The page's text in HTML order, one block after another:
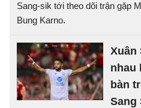
Sang-sik tới theo dõi trận gặp
Bung Karno.
Xuân
nhau
bàn
Sang